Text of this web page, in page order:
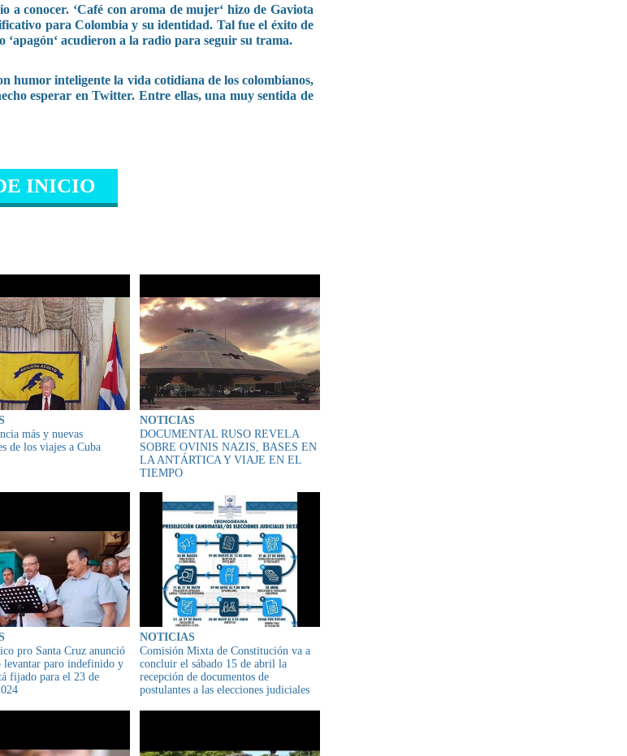
a conocer. ‘Café con aroma de mujer‘ hizo de Gaviota
para Colombia y su identidad. Tal fue el éxito de
‘apagón‘ acudieron a la radio para seguir su trama.
humor inteligente la vida cotidiana de los colombianos,
esperar en Twitter. Entre ellas, una muy sentida de
INICIO
más y nuevas
de los viajes a Cuba
NOTICIAS
DOCUMENTAL RUSO REVELA
SOBRE OVINIS NAZIS, BASES EN
LA ANTÁRTICA Y VIAJE EN EL
TIEMPO
pro Santa Cruz anunció
levantar paro indefinido y
fijado para el 23 de
NOTICIAS
Comisión Mixta de Constitución va a
concluir el sábado 15 de abril la
recepción de documentos de
postulantes a las elecciones judiciales